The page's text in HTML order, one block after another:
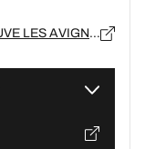
11 Avenue Gabriel Péri, 30400 VILLENEUVE LES AVIGNON